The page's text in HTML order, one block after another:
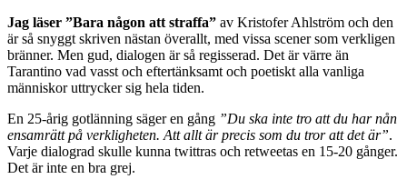
Jag läser ”Bara någon att straffa” av Kristofer Ahlström och den
är så snyggt skriven nästan överallt, med vissa scener som verkligen
bränner. Men gud, dialogen är så regisserad. Det är värre än
Tarantino vad vasst och eftertänksamt och poetiskt alla vanliga
människor uttrycker sig hela tiden.
En 25-årig gotlänning säger en gång ”Du ska inte tro att du har nån
ensamrätt på verkligheten. Att allt är precis som du tror att det är”.
Varje dialograd skulle kunna twittras och retweetas en 15-20 gånger.
Det är inte en bra grej.